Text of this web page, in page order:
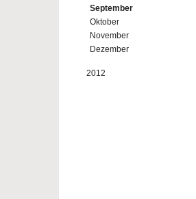
September
Oktober
November
Dezember
2012